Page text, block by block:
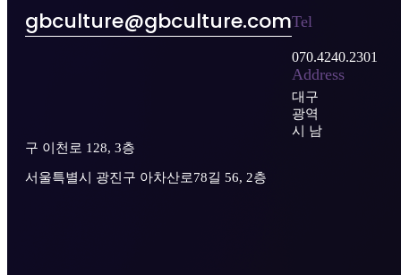
gbculture@gbculture.comTel
070.4240.2301
Address
대구
광역
시 남
구 이천로 128, 3층
서울특별시 광진구 아차산로78길 56, 2층